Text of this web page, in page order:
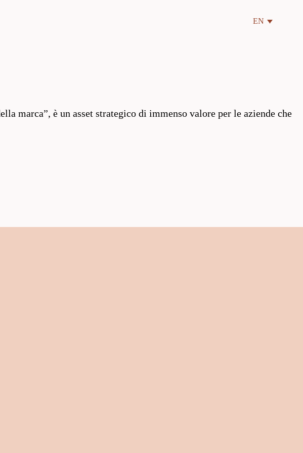
EN
marca”, è un asset strategico di immenso valore per le aziende che